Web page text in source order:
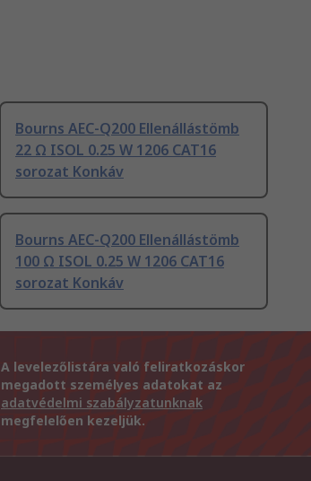
Bourns AEC-Q200 Ellenállástömb
22 Ω ISOL 0.25 W 1206 CAT16
sorozat Konkáv
Bourns AEC-Q200 Ellenállástömb
100 Ω ISOL 0.25 W 1206 CAT16
sorozat Konkáv
A levelezőlistára való feliratkozáskor
megadott személyes adatokat az
adatvédelmi szabályzatunknak
megfelelően kezeljük.